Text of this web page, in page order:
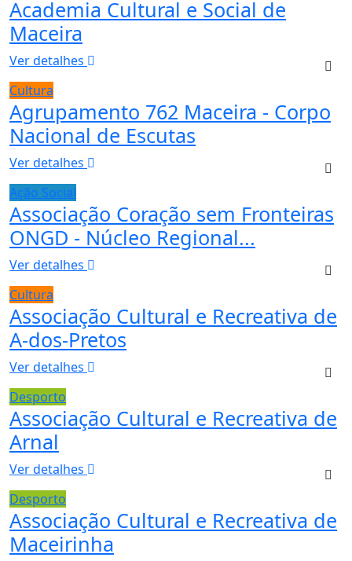
Academia Cultural e Social de
Maceira
Ver detalhes
Cultura
Agrupamento 762 Maceira - Corpo
Nacional de Escutas
Ver detalhes
Ação Social
Associação Coração sem Fronteiras
ONGD - Núcleo Regional...
Ver detalhes
Cultura
Associação Cultural e Recreativa de
A-dos-Pretos
Ver detalhes
Desporto
Associação Cultural e Recreativa de
Arnal
Ver detalhes
Desporto
Associação Cultural e Recreativa de
Maceirinha